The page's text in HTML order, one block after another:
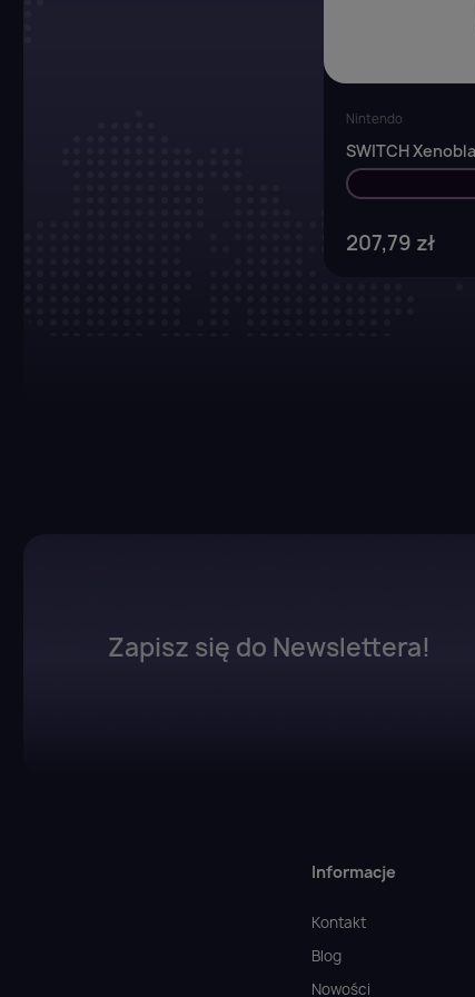
Nintendo
SWITCH
207,79 zł
Zapisz się do Newslettera!
Informacje
Kontakt
Blog
Nowości